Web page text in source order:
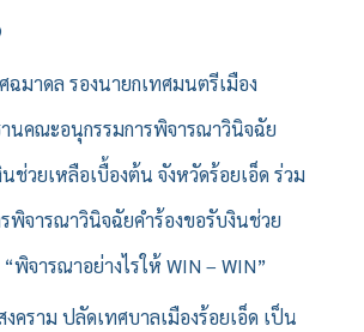
ฉมาดล รองนายกเทศมนตรีเมือง
นคณะอนุกรรมการพิจารณาวินิจฉัย
ช่วยเหลือเบื้องต้น จังหวัดร้อยเอ็ด ร่วม
พิจารณาวินิจฉัยคำร้องขอรับงินช่วย
พิจารณาอย่างไรให้ WIN – WIN”
คราม ปลัดเทศบาลเมืองร้อยเอ็ด เป็น